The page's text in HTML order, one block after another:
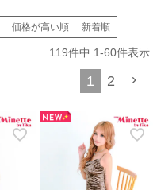
価格が高い順 新着順
119件中 1-60件表示
1 2